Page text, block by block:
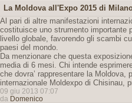
La Moldova all'Expo 2015 di
Al pari di altre manifestazioni
costituisce uno strumento importante
livello globale, favorendo gli scambi
paesi del mondo.
Da menzionare che questa
media di 6 mesi. Chi intende
che dovra’ rappresentare la Moldova,
internazionale Moldexpo di Chisinau,
09 giu 2013 07:07
da Domenico